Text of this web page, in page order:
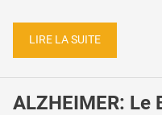
LIRE LA SUITE
ALZHEIMER: Le